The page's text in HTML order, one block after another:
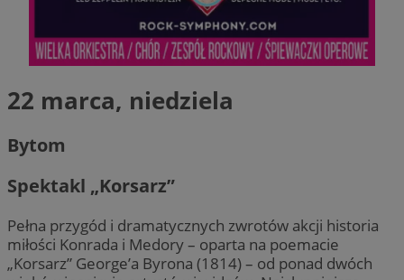
22 marca, niedziela
Bytom
Spektakl „Korsarz”
Pełna przygód i dramatycznych zwrotów akcji historia
miłości Konrada i Medory – oparta na poemacie
„Korsarz” George’a Byrona (1814) – od ponad dwóch